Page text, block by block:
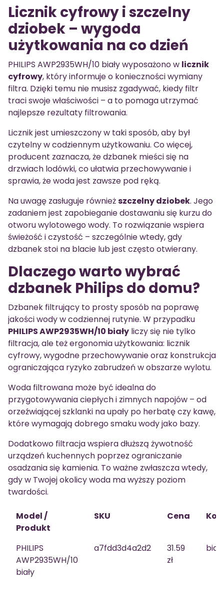
Licznik cyfrowy i szczelny
dziobek – wygoda
użytkowania na co dzień
PHILIPS AWP2935WH/10 biały wyposażono w licznik
cyfrowy, który informuje o konieczności wymiany
filtra. Dzięki temu nie musisz zgadywać, kiedy filtr
traci swoje właściwości – a to pomaga utrzymać
najlepsze rezultaty filtrowania.
Licznik jest umieszczony w taki sposób, aby był
czytelny w codziennym użytkowaniu. Co więcej,
producent zaznacza, że dzbanek mieści się na
drzwiach lodówki, co ułatwia przechowywanie i
sprawia, że woda jest zawsze pod ręką.
Na uwagę zasługuje równieższczelny dziobek. Jego
zadaniem jest zapobieganie dostawaniu się kurzu do
otworu wylotowego wody. To rozwiązanie wspiera
świeżość i czystość – szczególnie wtedy, gdy
dzbanek stoi na blacie lub jest często otwierany.
Dlaczego warto wybrać
dzbanek Philips do domu?
Dzbanek filtrujący to prosty sposób na poprawę
jakości wody w codziennej rutynie. W przypadku
PHILIPS AWP2935WH/10 biały liczy się nie tylko
filtracja, ale też ergonomia użytkowania: licznik
cyfrowy, wygodne przechowywanie oraz konstrukcja
ograniczająca ryzyko zabrudzeń w obszarze wylotu.
Woda filtrowana może być idealna do
przygotowywania ciepłych i zimnych napojów – od
orzeźwiającej szklanki na upały po herbatę czy kawę,
które wymagają dobrego smaku wody jako bazy.
Dodatkowo filtracja wspiera dłuższą żywotność
urządzeń kuchennych poprzez ograniczanie
osadzania się kamienia. To ważne zwłaszcza wtedy,
gdy w Twojej okolicy woda ma wyższy poziom
twardości.
Model /
Produkt
SKU Cena
PHILIPS
AWP2935WH/10
biały
a7fdd3d4a2d2
31.59
zł
biały